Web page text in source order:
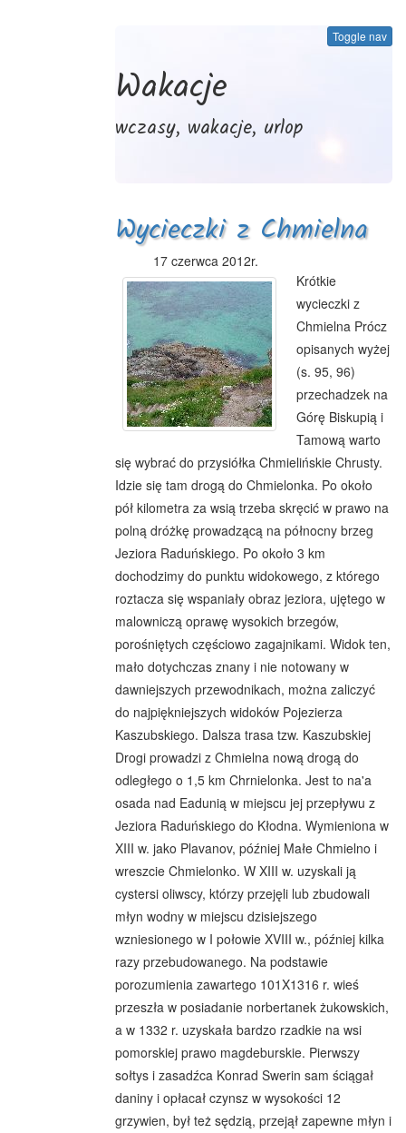
Toggle nav
Wakacje
wczasy, wakacje, urlop
Wycieczki z Chmielna
17 czerwca 2012r.
Krótkie
wycieczki z
Chmielna Prócz
opisanych wyżej
(s. 95, 96)
przechadzek na
Górę Biskupią i
Tamową warto
się wybrać do przysiółka Chmielińskie Chrusty.
Idzie się tam drogą do Chmielonka. Po około
pół kilometra za wsią trzeba skręcić w prawo na
polną dróżkę prowadzącą na północny brzeg
Jeziora Raduńskiego. Po około 3 km
dochodzimy do punktu widokowego, z którego
roztacza się wspaniały obraz jeziora, ujętego w
malowniczą oprawę wysokich brzegów,
porośniętych częściowo zagajnikami. Widok ten,
mało dotychczas znany i nie notowany w
dawniejszych przewodnikach, można zaliczyć
do najpiękniejszych widoków Pojezierza
Kaszubskiego. Dalsza trasa tzw. Kaszubskiej
Drogi prowadzi z Chmielna nową drogą do
odległego o 1,5 km Chrnielonka. Jest to na'a
osada nad Eadunią w miejscu jej przepływu z
Jeziora Raduńskiego do Kłodna. Wymieniona w
XIII w. jako Plavanov, później Małe Chmielno i
wreszcie Chmielonko. W XIII w. uzyskali ją
cystersi oliwscy, którzy przejęli lub zbudowali
młyn wodny w miejscu dzisiejszego
wzniesionego w I połowie XVIII w., później kilka
razy przebudowanego. Na podstawie
porozumienia zawartego 101X1316 r. wieś
przeszła w posiadanie norbertanek żukowskich,
a w 1332 r. uzyskała bardzo rzadkie na wsi
pomorskiej prawo magdeburskie. Pierwszy
sołtys i zasadźca Konrad Swerin sam ściągał
daniny i opłacał czynsz w wysokości 12
grzywien, był też sędzią, przejął zapewne młyn i